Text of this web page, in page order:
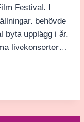
Festival. I
behövde
byta upplägg i år.
livekonserter…